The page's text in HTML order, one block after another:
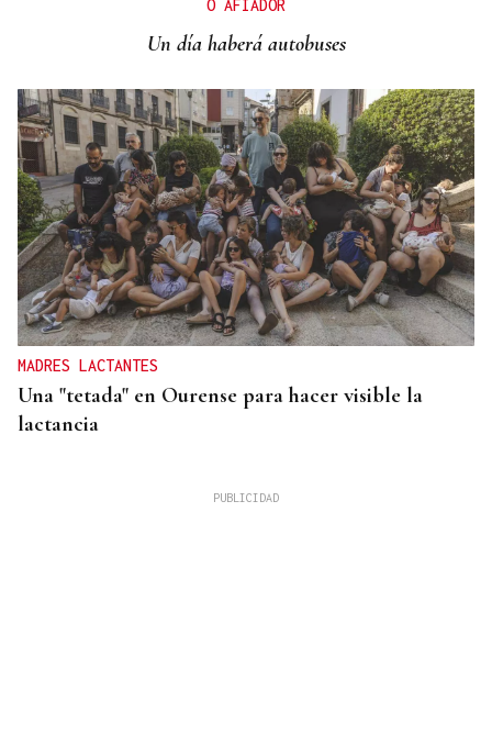
O AFIADOR
Un día haberá autobuses
MADRES LACTANTES
Una "tetada" en Ourense para hacer visible la
lactancia